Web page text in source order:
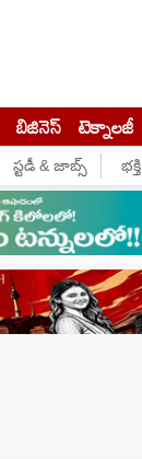
బిజినెస్‌ టెక్నాలజీ
స్టడీ & జాబ్స్ భక్తి